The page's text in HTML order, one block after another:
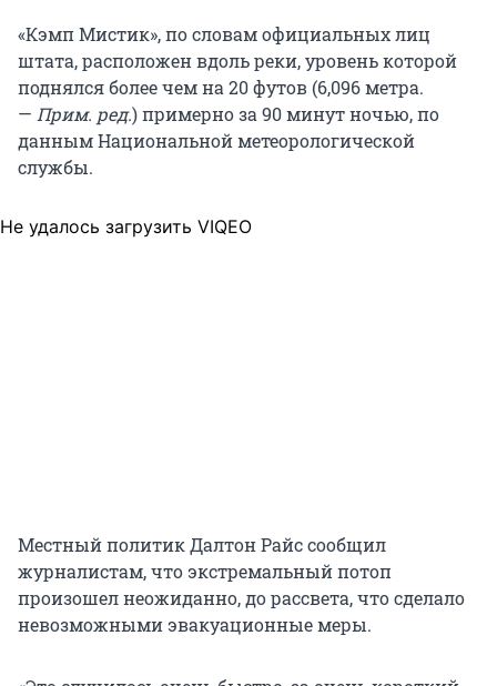
«Кэмп Мистик», по словам официальных лиц
штата, расположен вдоль реки, уровень которой
поднялся более чем на 20 футов (6,096 метра.
— Прим. ред.) примерно за 90 минут ночью, по
данным Национальной метеорологической
службы.
Не удалось загрузить VIQEO
Местный политик Далтон Райс сообщил
журналистам, что экстремальный потоп
произошел неожиданно, до рассвета, что сделало
невозможными эвакуационные меры.